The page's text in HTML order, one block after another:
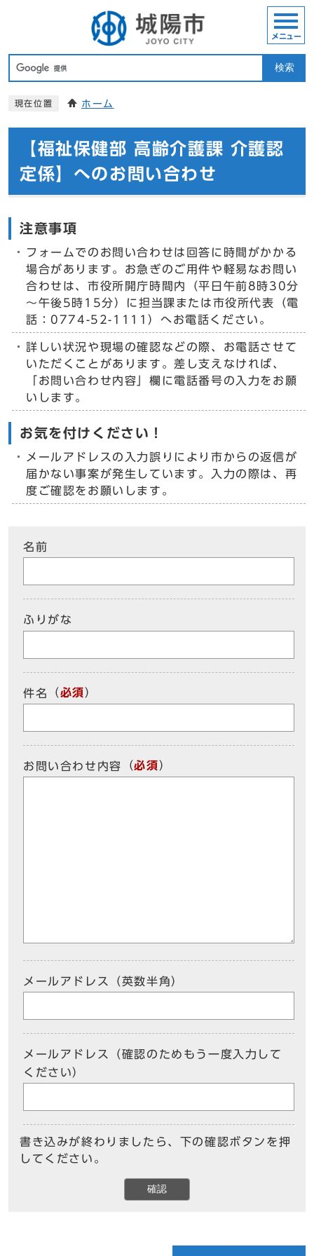
検索
メニュー
現在位置 ホーム
【福祉保健部 高齢介護課 介護認
定係】へのお問い合わせ
注意事項
フォームでのお問い合わせは回答に時間がかかる
場合があります。お急ぎのご用件や軽易なお問い
合わせは、市役所開庁時間内（平日午前8時30分
～午後5時15分）に担当課または市役所代表（電
話：0774-52-1111）へお電話ください。
詳しい状況や現場の確認などの際、お電話させて
いただくことがあります。差し支えなければ、
「お問い合わせ内容」欄に電話番号の入力をお願
いします。
お気を付けください！
メールアドレスの入力誤りにより市からの返信が
届かない事案が発生しています。入力の際は、再
度ご確認をお願いします。
名前
ふりがな
件名 （必須）
お問い合わせ内容 （必須）
メールアドレス（英数半角）
メールアドレス（確認のためもう一度入力して
ください）
書き込みが終わりましたら、下の確認ボタンを押
してください。
確認